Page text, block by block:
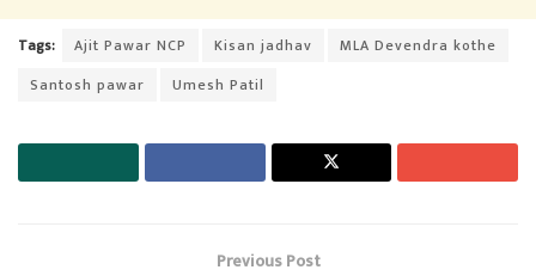
Tags: Ajit Pawar NCP Kisan jadhav
MLA Devendra kothe
Santosh pawar
Umesh Patil
Previous Post